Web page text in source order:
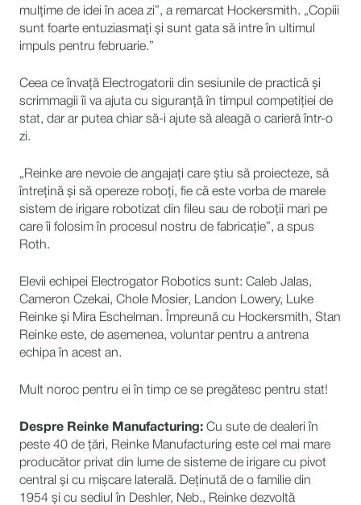
mulțime de idei în acea zi”, a remarcat Hockersmith. „Copiii
sunt foarte entuziasmați și sunt gata să intre în ultimul
impuls pentru februarie.”
Ceea ce învață Electrogatorii din sesiunile de practică și
scrimmagii îi va ajuta cu siguranță în timpul competiției de
stat, dar ar putea chiar să-i ajute să aleagă o carieră într-o
zi.
„Reinke are nevoie de angajați care știu să proiecteze, să
întrețină și să opereze roboți, fie că este vorba de marele
sistem de irigare robotizat din fileu sau de roboții mari pe
care îi folosim în procesul nostru de fabricație”, a spus
Roth.
Elevii echipei Electrogator Robotics sunt: Caleb Jalas,
Cameron Czekai, Chole Mosier, Landon Lowery, Luke
Reinke și Mira Eschelman. Împreună cu Hockersmith, Stan
Reinke este, de asemenea, voluntar pentru a antrena
echipa în acest an.
Mult noroc pentru ei în timp ce se pregătesc pentru stat!
Despre Reinke Manufacturing: Cu sute de dealeri în
peste 40 de țări, Reinke Manufacturing este cel mai mare
producător privat din lume de sisteme de irigare cu pivot
central și cu mișcare laterală. Deținută de o familie din
1954 și cu sediul în Deshler, Neb., Reinke dezvoltă